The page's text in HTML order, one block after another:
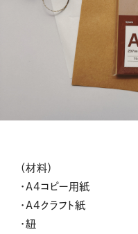
（材料）
・A4コピー用紙
・A4クラフト紙
・紐